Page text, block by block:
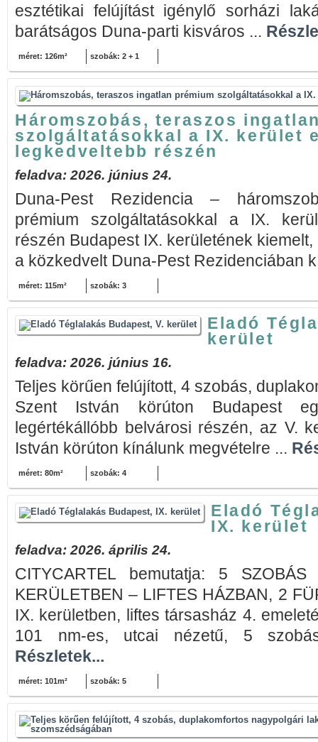
esztétikai felújítást igénylő sorházi
barátságos Duna-parti kisváros ...
méret: 126m² szobák: 2 + 1
Háromszobás, teraszos
szolgáltatásokkal a IX. kerület
legkedveltebb részén
feladva: 2026. június 24.
Duna-Pest Rezidencia –
prémium szolgáltatásokkal a IX.
részén Budapest IX. kerületének
a közkedvelt Duna-Pest Rezidenciában
méret: 115m² szobák: 3
Eladó
kerület
feladva: 2026. június 16.
Teljes körűen felújított, 4 szobás,
Szent István körúton Budapest
legértékállóbb belvárosi részén, az V.
István körúton kínálunk megvételre ...
méret: 80m² szobák: 4
Eladó
IX. kerület
feladva: 2026. április 24.
CITYCARTEL bemutatja: 5
KERÜLETBEN – LIFTES HÁZBAN, 2
IX. kerületben, liftes társasház 4.
101 nm-es, utcai nézetű, 5
Részletek...
méret: 101m² szobák: 5